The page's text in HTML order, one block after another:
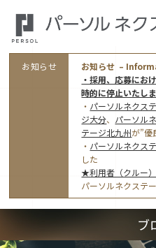
オフィス案内・アクセス
アクセストップ
東京オフィス
事業モデルと仕事内容
ワークスタイル
お知らせ
お知らせ –
・採用、応募にお
時的に停止いたし
・ パーソルネクス
ジ大分、 パーソル
テージ北九州が”優
・ パーソルネクス
した
★利用者（クルー
パーソルネクステ
ブ